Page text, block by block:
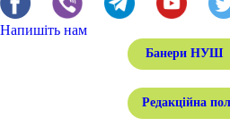
Напишіть нам
Банери НУШ
Редакційна